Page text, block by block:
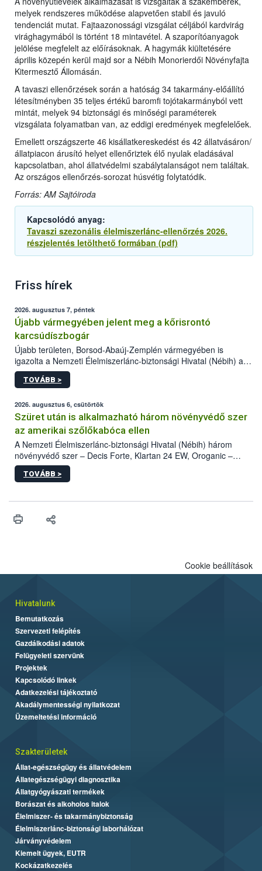
melyek rendszeres működése alapvetően stabil és javuló
tendenciát mutat. Fajtaazonossági vizsgálat céljából kardvirág
virághagymából is történt 18 mintavétel. A szaporítóanyagok
jelölése megfelelt az előírásoknak. A hagymák kiültetésére
április közepén kerül majd sor a Nébih Monorierdői Növényfajta
Kitermesztő Állomásán.
A tavaszi ellenőrzések során a hatóság 34 takarmány-előállító
létesítményben 35 teljes értékű baromfi tojótakarmányból vett
mintát, melyek 94 biztonsági és minőségi paraméterek
vizsgálata folyamatban van, az eddigi eredmények megfelelőek.
Emellett országszerte 46 kisállatkereskedést és 42 állatvásáron/
állatpiacon árusító helyet ellenőriztek élő nyulak eladásával
kapcsolatban, ahol állatvédelmi szabálytalanságot nem találtak.
Az országos ellenőrzés-sorozat húsvétig folytatódik.
Forrás: AM Sajtóiroda
Kapcsolódó anyag:
Tavaszi szezonális élelmiszerlánc-ellenőrzés 2026.
részjelentés letölthető formában (pdf)
Friss hírek
2026. augusztus 7, péntek
Újabb vármegyében jelent meg a kőrisrontó
karcsúdíszbogár
Újabb területen, Borsod-Abaúj-Zemplén vármegyében is
igazolta a Nemzeti Élelmiszerlánc-biztonsági Hivatal (Nébih) a
kőrisrontó karcsúdíszbogár (Agrilus planipennis) jelenlétét. A
kártevőt nem csak színcsapdában találták meg, de már fertőzött
az intenzív felderítést, emellett az intézkedéseket a szlovák
hatósággal is összehangolják a terjedés megállítása érdekében.
TOVÁBB >
2026. augusztus 6, csütörtök
Szüret után is alkalmazható három növényvédő szer
az amerikai szőlőkabóca ellen
A Nemzeti Élelmiszerlánc-biztonsági Hivatal (Nébih) három
növényvédő szer – Decis Forte, Klartan 24 EW, Oroganic –
engedélyokiratát módosította, így azok a szüretet követően,
egészen a vesszőérettség (BBCH 91) stádiumáig
érésű szőlőkben is legyen lehetőség a károsító elleni további
felhasználók számára is elérhető és ökológiai termesztésben is
TOVÁBB >
Cookie beállítások
Hivatalunk
Bemutatkozás
Szervezeti felépítés
Gazdálkodási adatok
Felügyeleti szervünk
Projektek
Kapcsolódó linkek
Adatkezelési tájékoztató
Akadálymentességi nyilatkozat
Üzemeltetési információ
Szakterületek
Állat-egészségügy és állatvédelem
Állategészségügyi diagnosztika
Állatgyógyászati termékek
Borászat és alkoholos italok
Élelmiszer- és takarmánybiztonság
Élelmiszerlánc-biztonsági laborhálózat
Járványvédelem
Kiemelt ügyek, EUTR
Kockázatkezelés